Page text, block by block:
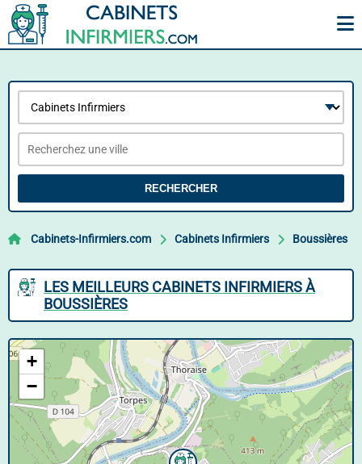
RECHERCHER
Cabinets-Infirmiers.com Cabinets Infirmiers Boussières
LES MEILLEURS CABINETS INFIRMIERS À
BOUSSIÈRES
+
−